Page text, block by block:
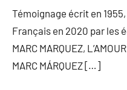
Témoignage écrit en
Français en 2020 par les
MARC MARQUEZ,
MARC MÁRQUEZ […]